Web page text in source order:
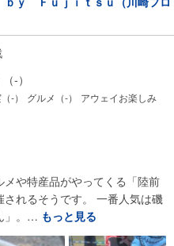
（-）
-） グルメ（-）
アウェイお楽しみ
や特産品がやってくる「陸前
れるそうです。 一番人気は磯
」。… もっと見る